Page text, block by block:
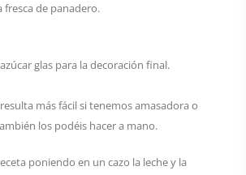
fresca de panadero.
glas para la decoración final.
más fácil si tenemos amasadora o
los podéis hacer a mano.
poniendo en un cazo la leche y la